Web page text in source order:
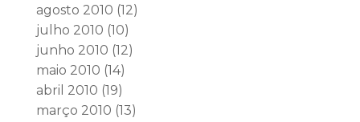
agosto 2010 (12)
julho 2010 (10)
junho 2010 (12)
maio 2010 (14)
abril 2010 (19)
março 2010 (13)